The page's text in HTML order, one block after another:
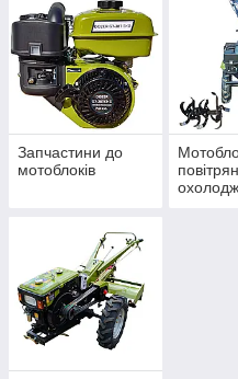
Запчастини до
мотоблоків